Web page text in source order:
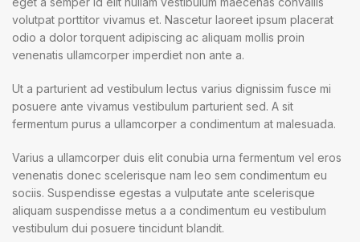
volutpat porttitor vivamus et. Nascetur laoreet ipsum placerat
odio a dolor torquent adipiscing ac aliquam mollis proin
venenatis ullamcorper imperdiet non ante a.
Ut a parturient ad vestibulum lectus varius dignissim fusce mi
posuere ante vivamus vestibulum parturient sed. A sit
fermentum purus a ullamcorper a condimentum at malesuada.
Varius a ullamcorper duis elit conubia urna fermentum vel eros
venenatis donec scelerisque nam leo sem condimentum eu
sociis. Suspendisse egestas a vulputate ante scelerisque
aliquam suspendisse metus a a condimentum eu vestibulum
vestibulum dui posuere tincidunt blandit.